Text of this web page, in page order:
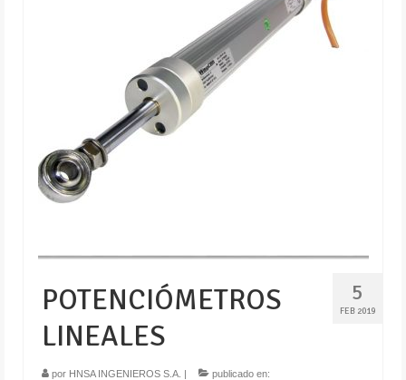
5
FEB 2019
POTENCIÓMETROS
LINEALES
por HNSA INGENIEROS S.A. publicado en: